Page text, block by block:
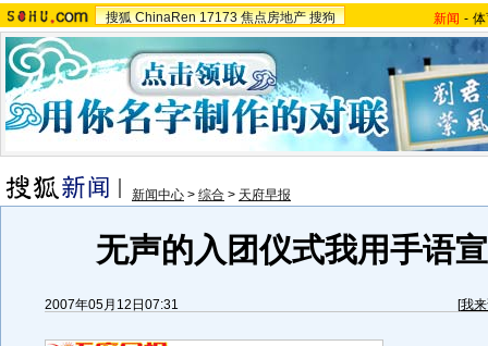
搜狐 ChinaRen 17173 焦点房地产 搜狗 新闻 -
新闻中心 > 综合 > 天府早报
无声的入团仪式我用手语
2007年05月12日07:31 [我